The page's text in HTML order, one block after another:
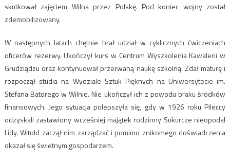
skutkował zajęciem Wilna przez Polskę. Pod koniec wojny został
zdemobilizowany.
W następnych latach chętnie brał udział w cyklicznych ćwiczeniach
oficerów rezerwy. Ukończył kurs w Centrum Wyszkolenia Kawalerii w
Grudziądzu oraz kontynuował przerwaną naukę szkolną. Zdał maturę i
rozpoczął studia na Wydziale Sztuk Pięknych na Uniwersytecie im.
Stefana Batorego w Wilnie. Nie ukończył ich z powodu braku środków
finansowych. Jego sytuacja polepszyła się, gdy w 1926 roku Pileccy
odzyskali zastawiony wcześniej majątek rodzinny Sukurcze nieopodal
Lidy. Witold zaczął nim zarządzać i pomimo znikomego doświadczenia
okazał się świetnym gospodarzem.